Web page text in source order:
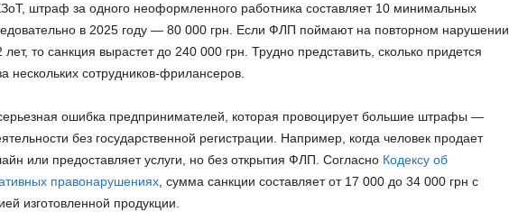
штраф за одного неоформленного работника составляет 10 минимальных
в 2025 году — 80 000 грн. Если ФЛП поймают на повторном нарушении
лет, то санкция вырастет до 240 000 грн. Трудно представить, сколько придется
нескольких сотрудников-фрилансеров.
ошибка предпринимателей, которая провоцирует большие штрафы —
без государственной регистрации. Например, когда человек продает
или предоставляет услуги, но без открытия ФЛП. Согласно Кодексу об
правонарушениях, сумма санкции составляет от 17 000 до 34 000 грн с
изготовленной продукции.